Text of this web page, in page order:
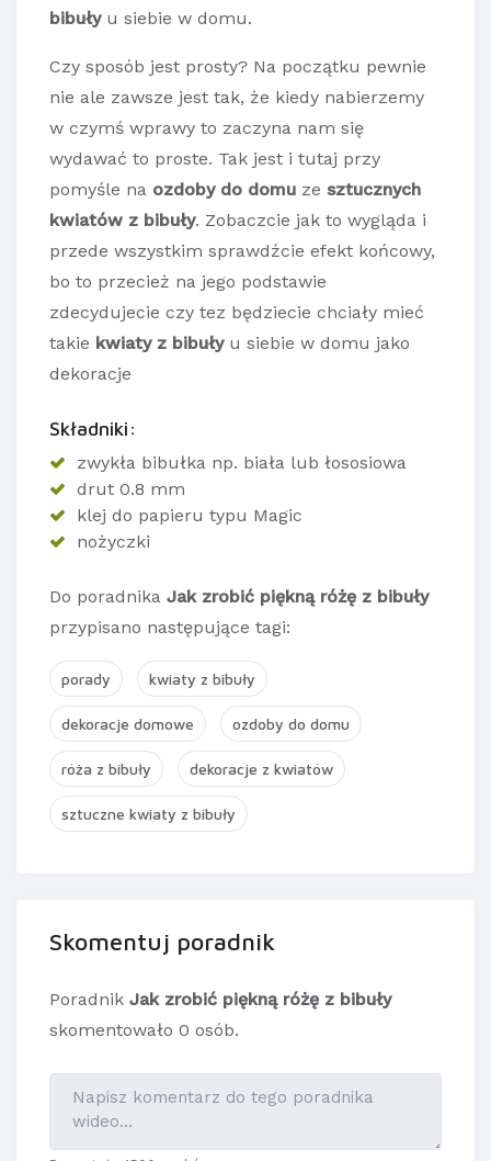
bibułyu siebie w domu.
Czy sposób jest prosty? Na początku pewnie
nie ale zawsze jest tak, że kiedy nabierzemy
w czymś wprawy to zaczyna nam się
wydawać to proste. Tak jest i tutaj przy
pomyśle na ozdoby do domu ze sztucznych
kwiatów z bibuły. Zobaczcie jak to wygląda i
przede wszystkim sprawdźcie efekt końcowy,
bo to przecież na jego podstawie
zdecydujecie czy tez będziecie chciały mieć
takie kwiaty z bibułyu siebie w domu jako
dekoracje
Składniki:
zwykła bibułka np. biała lub łososiowa
drut 0.8 mm
klej do papieru typu Magic
nożyczki
Do poradnika Jak zrobić piękną różę z bibuły
przypisano następujące tagi:
porady kwiaty z bibuły
dekoracje domowe ozdoby do domu
róża z bibuły dekoracje z kwiatów
sztuczne kwiaty z bibuły
Skomentuj poradnik
Poradnik Jak zrobić piękną różę z bibuły
skomentowało 0 osób.